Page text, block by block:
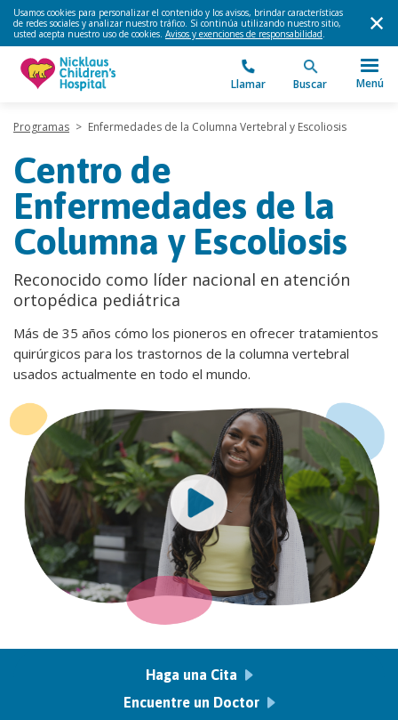
Usamos cookies para personalizar el contenido y los avisos, brindar características
de redes sociales y analizar nuestro tráfico. Si continúa utilizando nuestro sitio,
usted acepta nuestro uso de cookies. Avisos y exenciones de responsabilidad.
Llamar Buscar Menú
Programas > Enfermedades de la Columna Vertebral y Escoliosis
Centro de
Enfermedades de la
Columna y Escoliosis
Reconocido como líder nacional en atención
ortopédica pediátrica
Más de 35 años cómo los pioneros en ofrecer tratamientos
quirúrgicos para los trastornos de la columna vertebral
usados actualmente en todo el mundo.
Haga una Cita
Encuentre un Doctor